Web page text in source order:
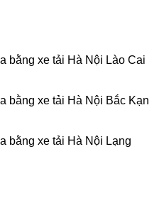
bằng xe tải Hà Nội Lào Cai
bằng xe tải Hà Nội Bắc Kạn
bằng xe tải Hà Nội Lạng